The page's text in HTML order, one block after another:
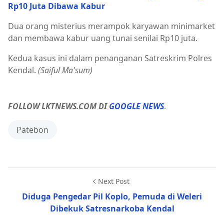
Rp10 Juta Dibawa Kabur
Dua orang misterius merampok karyawan minimarket
dan membawa kabur uang tunai senilai Rp10 juta.
Kedua kasus ini dalam penanganan Satreskrim Polres
Kendal. (Saiful Ma'sum)
FOLLOW LKTNEWS.COM DIGOOGLE NEWS.
Patebon
Next Post
Diduga Pengedar Pil Koplo, Pemuda di Weleri
Dibekuk Satresnarkoba Kendal